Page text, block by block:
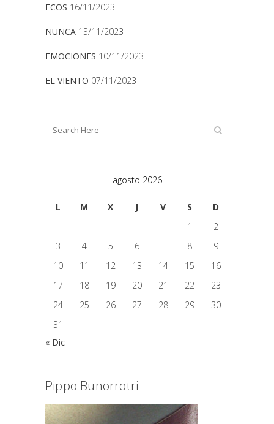
ECOS 16/11/2023
NUNCA 13/11/2023
EMOCIONES 10/11/2023
EL VIENTO 07/11/2023
agosto 2026
L M X J V S
D
1
2
3
4 5 6 8
9
10
11 12 13 14 15
16
17
18 19 20 21 22
23
24
25 26 27 28 29
30
31
« Dic
Pippo Bunorrotri